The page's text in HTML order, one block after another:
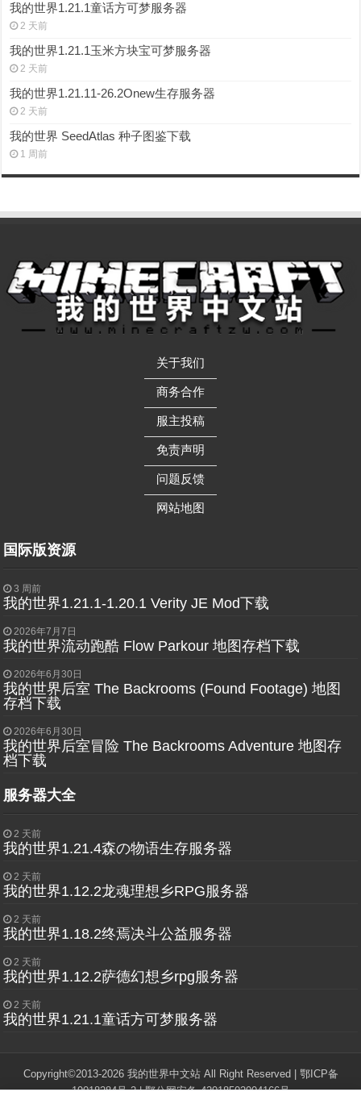
我的世界1.21.1童话方可梦服务器
2 天前
我的世界1.21.1玉米方块宝可梦服务器
2 天前
我的世界1.21.11-26.2Onew生存服务器
2 天前
我的世界 SeedAtlas 种子图鉴下载
1 周前
关于我们
——————
商务合作
——————
服主投稿
——————
免责声明
——————
问题反馈
——————
网站地图
国际版资源
3 周前
我的世界1.21.1-1.20.1 Verity JE Mod下载
2026年7月7日
我的世界流动跑酷 Flow Parkour 地图存档下载
2026年6月30日
我的世界后室 The Backrooms (Found Footage) 地图
存档下载
2026年6月30日
我的世界后室冒险 The Backrooms Adventure 地图存
档下载
服务器大全
2 天前
我的世界1.21.4森の物语生存服务器
2 天前
我的世界1.12.2龙魂理想乡RPG服务器
2 天前
我的世界1.18.2终焉决斗公益服务器
2 天前
我的世界1.12.2萨德幻想乡rpg服务器
2 天前
我的世界1.21.1童话方可梦服务器
Copyright©2013-2026 我的世界中文站 All Right Reserved | 鄂ICP备
19018284号-2|鄂公网安备 42018502004166号